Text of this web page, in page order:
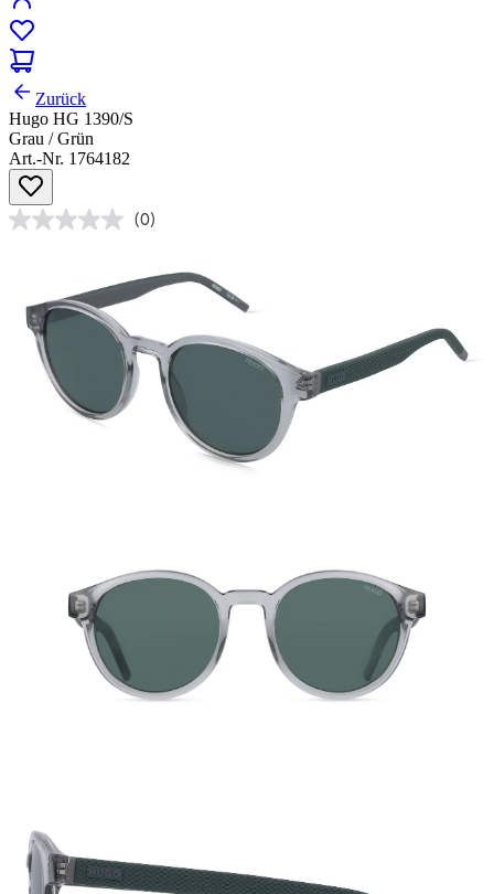
Zurück
Hugo HG 1390/S
Grau / Grün
Art.-Nr. 1764182
(0)